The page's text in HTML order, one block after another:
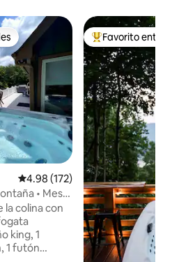
huéspedes
Calificación promedio: 4.98 de
4.98 (172)
• Mesa
Fogata
la colina con
king, 1
1 futón
De los mejores
Favorito entre